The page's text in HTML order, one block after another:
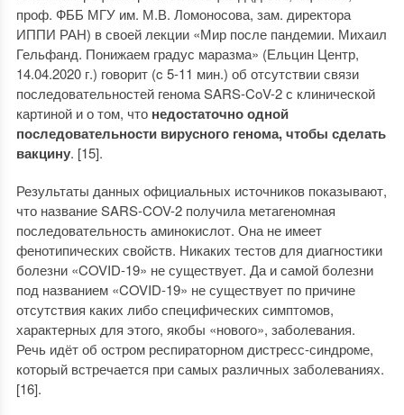
проф. ФББ МГУ им. М.В. Ломоносова, зам. директора
ИППИ РАН) в своей лекции «Мир после пандемии. Михаил
Гельфанд. Понижаем градус маразма» (Ельцин Центр,
14.04.2020 г.) говорит (c 5-11 мин.) об отсутствии связи
последовательностей генома SARS-CoV-2 с клинической
картиной и о том, что недостаточно одной
последовательности вирусного генома, чтобы сделать
вакцину. [15].
Результаты данных официальных источников показывают,
что название SARS-COV-2 получила метагеномная
последовательность аминокислот. Она не имеет
фенотипических свойств. Никаких тестов для диагностики
болезни «COVID-19» не существует. Да и самой болезни
под названием «COVID-19» не существует по причине
отсутствия каких либо специфических симптомов,
характерных для этого, якобы «нового», заболевания.
Речь идёт об остром респираторном дистресс-синдроме,
который встречается при самых различных заболеваниях.
[16].